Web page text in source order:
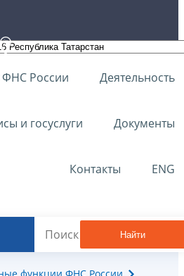
России Деятельность
и госуслуги Документы
Контакты ENG
Найти